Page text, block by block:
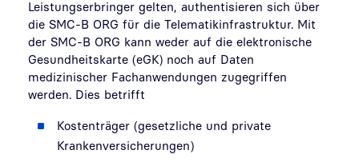
Leistungserbringer gelten, authentisieren sich über
die SMC-B ORG für die Telematikinfrastruktur. Mit
der SMC-B ORG kann weder auf die elektronische
Gesundheitskarte (eGK) noch auf Daten
medizinischer Fachanwendungen zugegriffen
werden. Dies betrifft
Kostenträger (gesetzliche und private
Krankenversicherungen)